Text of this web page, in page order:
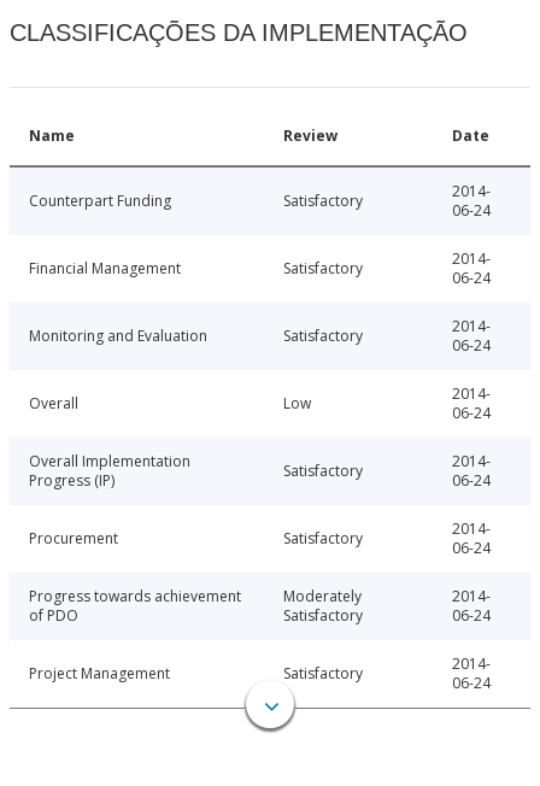
CLASSIFICAÇÕES DA IMPLEMENTAÇÃO
Name Review Date
Counterpart Funding Satisfactory
2014-
06-24
Financial Management Satisfactory
2014-
06-24
Monitoring and Evaluation Satisfactory
2014-
06-24
Overall Low
2014-
06-24
Overall Implementation
Progress (IP)
Satisfactory
2014-
06-24
Procurement Satisfactory
2014-
06-24
Progress towards achievement
of PDO
Moderately
Satisfactory
2014-
06-24
Project Management Satisfactory
2014-
06-24